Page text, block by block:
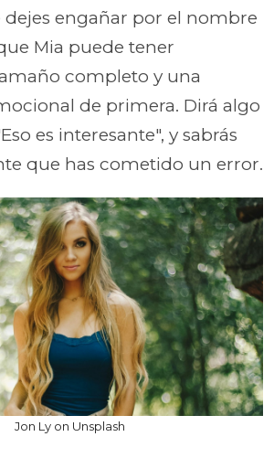
dejes engañar por el nombre
Mia puede tener
completo y una
de primera. Dirá algo
es interesante", y sabrás
que has cometido un error.
Jon Ly on Unsplash